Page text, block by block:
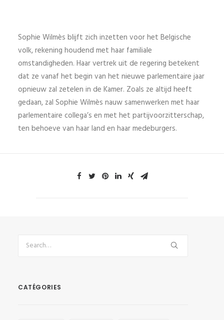
Sophie Wilmès blijft zich inzetten voor het Belgische
volk, rekening houdend met haar familiale
omstandigheden. Haar vertrek uit de regering betekent
dat ze vanaf het begin van het nieuwe parlementaire jaar
opnieuw zal zetelen in de Kamer. Zoals ze altijd heeft
gedaan, zal Sophie Wilmès nauw samenwerken met haar
parlementaire collega’s en met het partijvoorzitterschap,
ten behoeve van haar land en haar medeburgers.
CATÉGORIES